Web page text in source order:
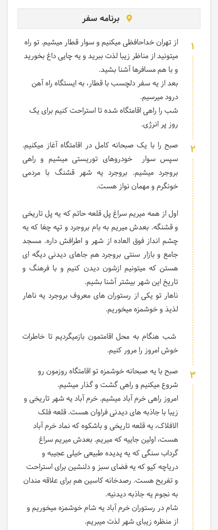
برنامه سفر
1
از تهران خداحافظی میکنیم و سوار قطار میشیم. تو راه
میتونید از مناظر زیبا لذت ببرید و یه چایی داغ بخورید
و با هم مسافرها آشنا بشید.
بعد از یه سفر دلچسب با قطار، به ایستگاه راه آهن
درود میرسیم.
شب را راهی اقامتگاه شده تا استراحت کنیم برای یک
روز پر انرژی.
2
صبح را با یک صبحانه کامل در اقامتگاه آغاز میکنیم.
سپس سوار خودروهای توریستی میشیم و راهی
بروجرد میشیم. بروجرد یه شهر قشنگ با مردمی
خونگرم و مهمان نواز هست.
اول از همه میریم سراغ پل قلعه حاتم که یه پل تاریخی
و قشنگه. بعدش میریم به بام بروجرد و تپه چغا که یه
چشم انداز فوق العاده از شهر و اطرافش داره. مسجد
جامع و بازار سنتی بروجرد هم جاهای دیدنی دیگه ای
هستن که میتونیم ازشون دیدن کنیم و با فرهنگ و
تاریخ این شهر بیشتر آشنا بشیم.
ناهار تو یکی از رستوران های معروف بروجرد یه ناهار
لذیذ و خوشمزه میخوریم.
شب هنگام به محل اقامتمون بازمیگردیم تا خاطرات
خوش امروز را مرور کنیم.
3
صبح با یه صبحانه خوشمزه تو اقامتگاه روزمون رو
شروع میکنیم و راهی گشت و گذار میشیم.
امروز راهی خرم آباد میشیم. خرم آباد یه شهر تاریخی و
زیبا با جاذبه های دیدنی فراوان هست. قلعه فلک
الافلاک، یه قلعه تاریخی و باشکوه که نماد خرم آباد
هست، اولین جاییه که میریم. بعدش میریم سراغ
گرداب سنگی که یه پدیده طبیعی خیلی عجیبه و
دریاچه کیو که یه فضای سبز و دلنشین برای استراحت
و تفریح هست. رصدخانه کاسین هم برای علاقه مندان
به نجوم یه جاذبه دیدنیه.
شام در رستوران خرم آباد یه شام خوشمزه میخوریم و
از منظره زیبای شهر لذت میبریم.